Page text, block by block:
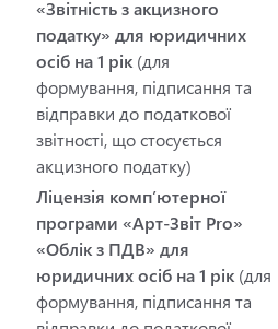
«Звітність з акцизного
податку» для юридичних
осіб на 1 рік (для
формування, підписання та
відправки до податкової
звітності, що стосується
акцизного податку)
Ліцензія комп’ютерної
програми «Арт-Звіт Pro»
«Облік з ПДВ» для
юридичних осіб на 1 рік (для
формування, підписання та